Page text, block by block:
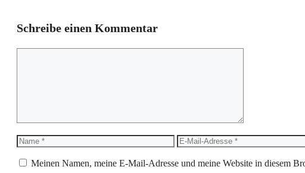
Schreibe einen Kommentar
Name
E-
Mail-
Adresse
Meinen Namen, meine E-Mail-Adresse und meine Website in diesem